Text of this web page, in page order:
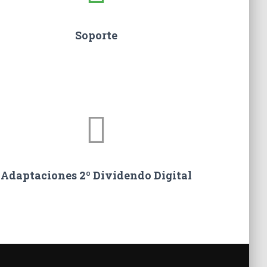
Soporte
Adaptaciones 2º Dividendo Digital